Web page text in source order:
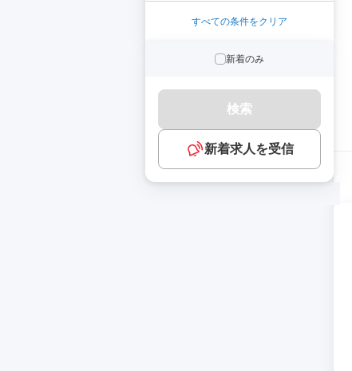
すべての条件をクリア
新着のみ
検索
新着求人を受信